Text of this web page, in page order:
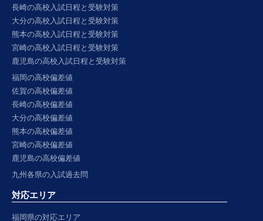
長崎の高校入試日程と受験対策
大分の高校入試日程と受験対策
熊本の高校入試日程と受験対策
宮崎の高校入試日程と受験対策
鹿児島の高校入試日程と受験対策
福岡の高校偏差値
佐賀の高校偏差値
長崎の高校偏差値
大分の高校偏差値
熊本の高校偏差値
宮崎の高校偏差値
鹿児島の高校偏差値
九州各県の入試過去問
対応エリア
福岡県の対応エリア